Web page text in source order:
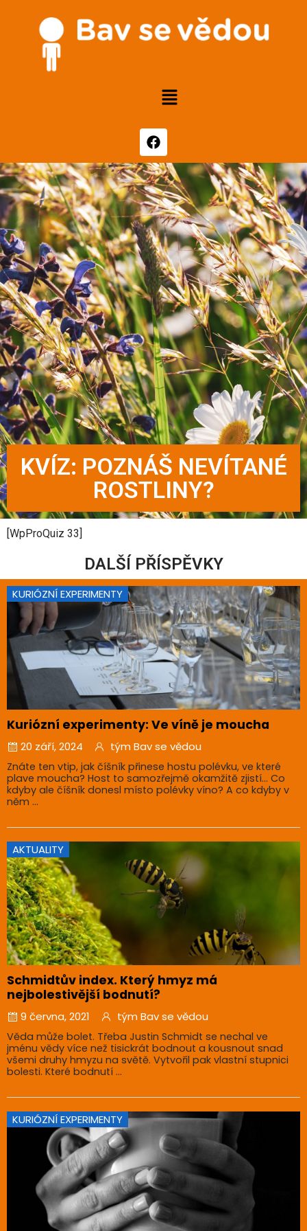
KVÍZ: POZNÁŠ NEVÍTANÉ
ROSTLINY?
[WpProQuiz 33]
DALŠÍ PŘÍSPĚVKY
KURIÓZNÍ EXPERIMENTY
Kuriózní experimenty: Ve víně je moucha
20 září, 2024 tým Bav se vědou
Znáte ten vtip, jak číšník přinese hostu polévku, ve které
plave moucha? Host to samozřejmě okamžitě zjistí… Co
kdyby ale číšník donesl místo polévky víno? A co kdyby v
něm ...
AKTUALITY
Schmidtův index. Který hmyz má
nejbolestivější bodnutí?
9 června, 2021 tým Bav se vědou
Věda může bolet. Třeba Justin Schmidt se nechal ve
jménu vědy více než tisickrát bodnout a kousnout snad
všemi druhy hmyzu na světě. Vytvořil pak vlastní stupnici
bolesti. Které bodnutí ...
KURIÓZNÍ EXPERIMENTY